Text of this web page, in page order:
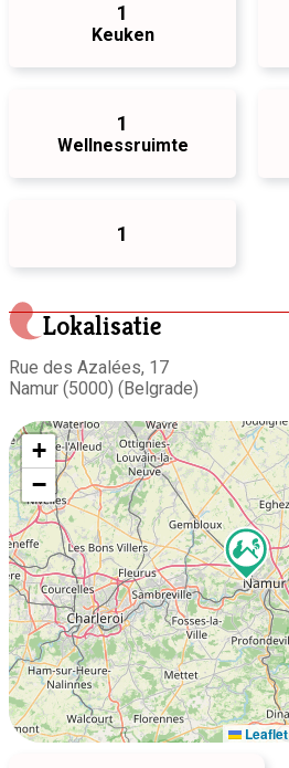
1
Keuken
1
Wellnessruimte
1
Lokalisatie
Rue des Azalées, 17
Namur (5000) (Belgrade)
+
−
Leaflet